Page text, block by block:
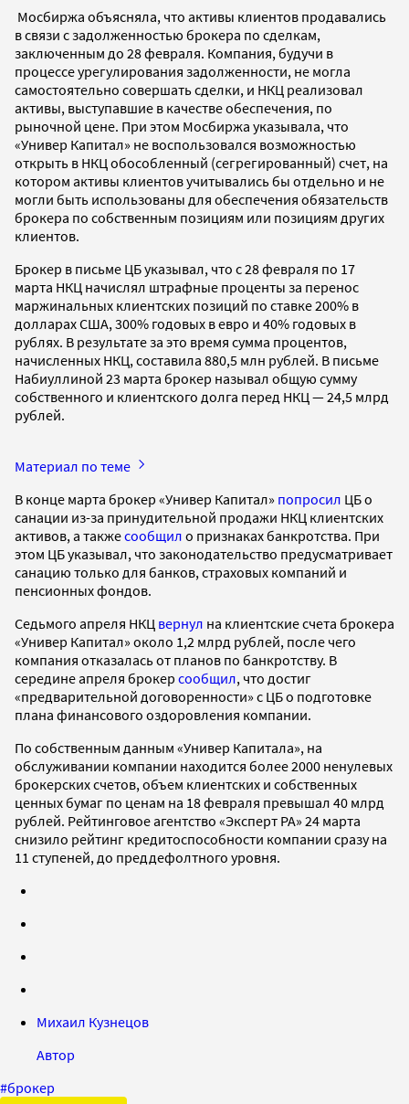
Мосбиржа объясняла, что активы клиентов продавались
в связи с задолженностью брокера по сделкам,
заключенным до 28 февраля. Компания, будучи в
процессе урегулирования задолженности, не могла
самостоятельно совершать сделки, и НКЦ реализовал
активы, выступавшие в качестве обеспечения, по
рыночной цене. При этом Мосбиржа указывала, что
«Универ Капитал» не воспользовался возможностью
открыть в НКЦ обособленный (сегрегированный) счет, на
котором активы клиентов учитывались бы отдельно и не
могли быть использованы для обеспечения обязательств
брокера по собственным позициям или позициям других
клиентов.
Брокер в письме ЦБ указывал, что с 28 февраля по 17
марта НКЦ начислял штрафные проценты за перенос
маржинальных клиентских позиций по ставке 200% в
долларах США, 300% годовых в евро и 40% годовых в
рублях. В результате за это время сумма процентов,
начисленных НКЦ, составила 880,5 млн рублей. В письме
Набиуллиной 23 марта брокер называл общую сумму
собственного и клиентского долга перед НКЦ — 24,5 млрд
рублей.
Материал по теме
В конце марта брокер «Универ Капитал» попросил ЦБ о
санации из-за принудительной продажи НКЦ клиентских
активов, а такжесообщил о признаках банкротства. При
этом ЦБ указывал, что законодательство предусматривает
санацию только для банков, страховых компаний и
пенсионных фондов.
Седьмого апреля НКЦ вернул на клиентские счета брокера
«Универ Капитал» около 1,2 млрд рублей, после чего
компания отказалась от планов по банкротству. В
середине апреля брокер сообщил, что достиг
«предварительной договоренности» с ЦБ о подготовке
плана финансового оздоровления компании.
По собственным данным «Универ Капитала», на
обслуживании компании находится более 2000 ненулевых
брокерских счетов, объем клиентских и собственных
ценных бумаг по ценам на 18 февраля превышал 40 млрд
рублей. Рейтинговое агентство «Эксперт РА» 24 марта
снизило рейтинг кредитоспособности компании сразу на
11 ступеней, до преддефолтного уровня.
Михаил Кузнецов
Автор
#брокер